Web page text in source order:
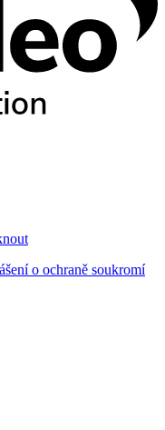
o ochraně soukromí